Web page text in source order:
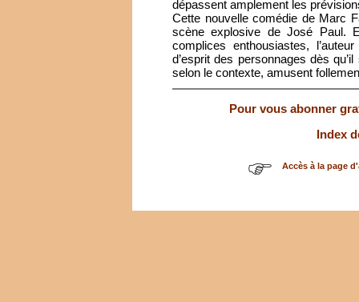
dépassent amplement les
Cette nouvelle comédie de Marc
scène explosive de José Paul.
complices enthousiastes,
d’esprit des personnages dès
selon le contexte, amusent
Pour vous abonner
Index
Accès à la page